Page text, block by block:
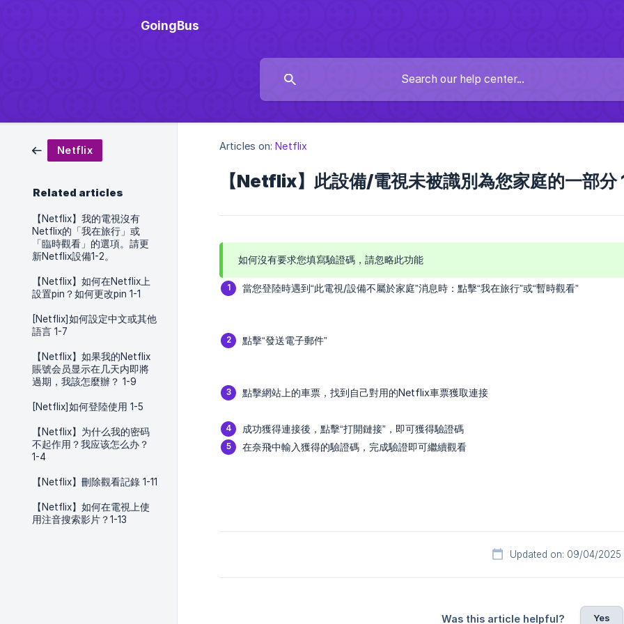
GoingBus
Netflix
Related articles
【Netflix】我的電視沒有
Netflix的「我在旅行」或
「臨時觀看」的選項。請更
新Netflix設備1-2。
【Netflix】如何在Netflix上
設置pin？如何更改pin 1-1
[Netflix]如何設定中文或其他
語言 1-7
【Netflix】如果我的Netflix
賬號会员显示在几天内即將
過期，我該怎麼辦？ 1-9
[Netflix]如何登陸使用 1-5
【Netflix】为什么我的密码
不起作用？我应该怎么办？
1-4
【Netflix】刪除觀看記錄 1-11
【Netflix】如何在電視上使
用注音搜索影片？1-13
Articles on: Netflix
【Netflix】此設備/電視未被識別為您家庭的一部分
如何沒有要求您填寫驗證碼，請忽略此功能
當您登陸時遇到“此電視/設備不屬於家庭”消息時：點擊“我在旅行”或“暫時觀看”
點擊“發送電子郵件”
點擊網站上的車票，找到自己對用的Netflix車票獲取連接
成功獲得連接後，點擊“打開鏈接”，即可獲得驗證碼
在奈飛中輸入獲得的驗證碼，完成驗證即可繼續觀看
Updated on: 09/04/2025
Was this article helpful? Yes